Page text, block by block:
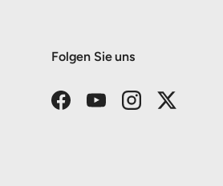
Folgen Sie uns
FacebookYouTubeInstagramTwitter